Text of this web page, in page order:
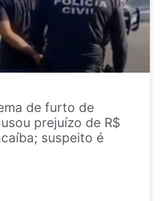
de furto de
prejuízo de R$
suspeito é